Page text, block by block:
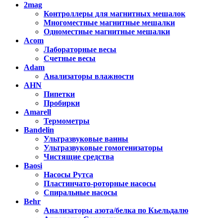
2mag
Контроллеры для магнитных мешалок
Многоместные магнитные мешалки
Одноместные магнитные мешалки
Acom
Лабораторные весы
Счетные весы
Adam
Анализаторы влажности
AHN
Пипетки
Пробирки
Amarell
Термометры
Bandelin
Ультразвуковые ванны
Ультразвуковые гомогенизаторы
Чистящие средства
Baosi
Насосы Рутса
Пластинчато-роторные насосы
Спиральные насосы
Behr
Анализаторы азота/белка по Кьельдалю